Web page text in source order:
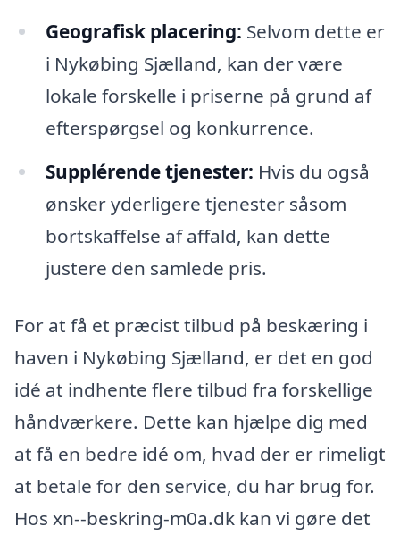
Geografisk placering: Selvom dette er
i Nykøbing Sjælland, kan der være
lokale forskelle i priserne på grund af
efterspørgsel og konkurrence.
Supplérende tjenester: Hvis du også
ønsker yderligere tjenester såsom
bortskaffelse af affald, kan dette
justere den samlede pris.
For at få et præcist tilbud på beskæring i
haven i Nykøbing Sjælland, er det en god
idé at indhente flere tilbud fra forskellige
håndværkere. Dette kan hjælpe dig med
at få en bedre idé om, hvad der er rimeligt
at betale for den service, du har brug for.
Hos xn--beskring-m0a.dk kan vi gøre det